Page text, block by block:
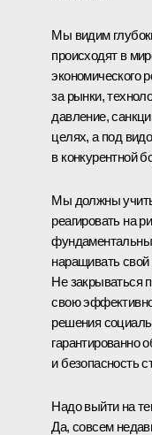
Мы видим
происходят в
экономического
за рынки,
давление,
целях, а под
в конкурентной
Мы должны
реагировать на
наращивать
Не закрываться
свою
решения
гарантированно
и безопасность
Надо выйти на
Да, совсем